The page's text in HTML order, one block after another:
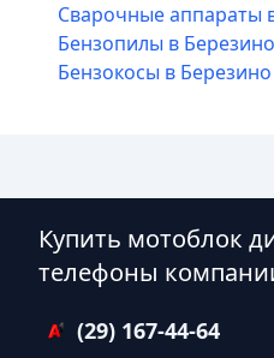
Сварочные аппараты
Бензопилы в Березино
Бензокосы в Березино
Купить мотоблок
телефоны
(29) 167-44-64